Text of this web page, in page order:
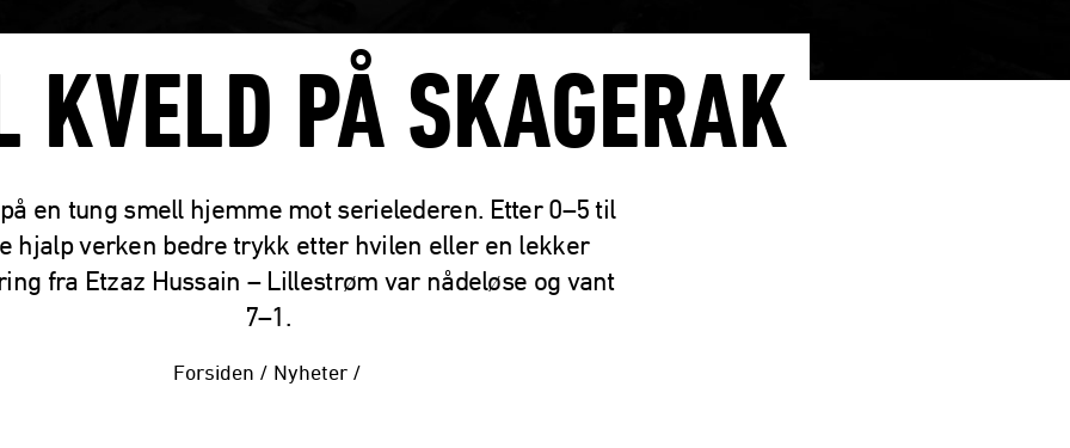
KVELD PÅ SKAGERAK
en tung smell hjemme mot serielederen. Etter 0–5 til
hjalp verken bedre trykk etter hvilen eller en lekker
fra Etzaz Hussain – Lillestrøm var nådeløse og vant
7–1.
Forsiden / Nyheter /